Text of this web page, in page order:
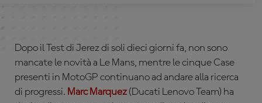
Dopo il Test di Jerez di soli dieci giorni fa, non sono
mancate le novità a Le Mans, mentre le cinque Case
presenti in MotoGP continuano ad andare alla ricerca
di progressi. Marc Marquez (Ducati Lenovo Team) ha